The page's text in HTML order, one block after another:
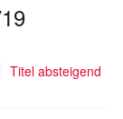
(ausgewählt)
Titel absteigend